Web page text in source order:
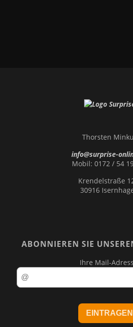
Thorsten
info@surprise-
Mobil: 0172 / 54
Krendelstraße
30916
ABONNIEREN SIE
Ihre Mail-